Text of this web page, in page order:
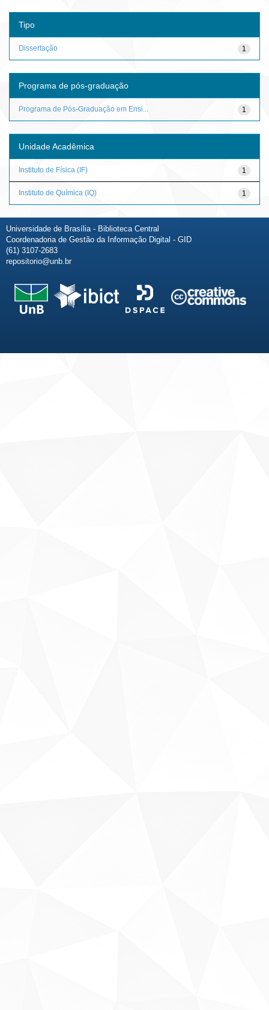
Tipo
1
Dissertação
Programa de pós-graduação
1
Programa de Pós-Graduação em Ensi...
Unidade Acadêmica
1
Instituto de Física (IF)
1
Instituto de Química (IQ)
Universidade de Brasília - Biblioteca Central
Coordenadoria de Gestão da Informação Digital - GID
(61) 3107-2683
repositorio@unb.br